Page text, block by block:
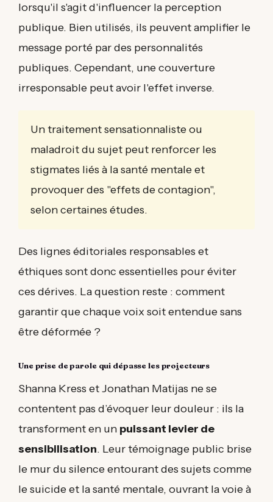
lorsqu'il s'agit d'influencer la perception
publique. Bien utilisés, ils peuvent amplifier le
message porté par des personnalités
publiques. Cependant, une couverture
irresponsable peut avoir l'effet inverse.
Un traitement sensationnaliste ou
maladroit du sujet peut renforcer les
stigmates liés à la santé mentale et
provoquer des "effets de contagion",
selon certaines études.
Des lignes éditoriales responsables et
éthiques sont donc essentielles pour éviter
ces dérives. La question reste : comment
garantir que chaque voix soit entendue sans
être déformée ?
Une prise de parole qui dépasse les projecteurs
Shanna Kress et Jonathan Matijas ne se
contentent pas d’évoquer leur douleur : ils la
transforment en un puissant levier de
sensibilisation. Leur témoignage public brise
le mur du silence entourant des sujets comme
le suicide et la santé mentale, ouvrant la voie à